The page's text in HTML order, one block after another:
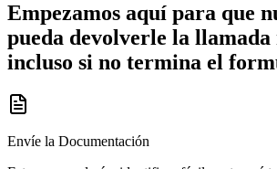
Empezamos aquí para que
pueda devolverle la
incluso si no termina el
Envíe la Documentación